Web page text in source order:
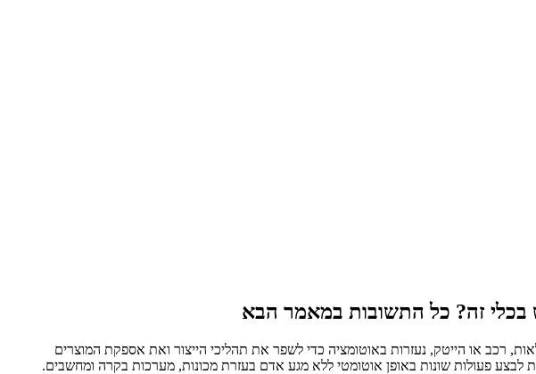
בכלי זה? כל התשובות במאמר הבא
רכב או הייטק, נעזרות באוטומציה כדי לשפר את תהליכי הייצור ואת אספקת המוצרים
פעולות שונות באופן אוטומטי ללא מגע אדם בעזרת מכונות, מערכות בקרה ומחשבים.